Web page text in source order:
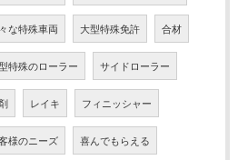
な特殊車両 大型特殊免許 合材
特殊のローラー サイドローラー
レイキ フィニッシャー
様のニーズ 喜んでもらえる